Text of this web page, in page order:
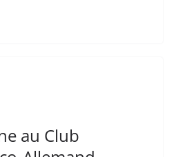
au Club